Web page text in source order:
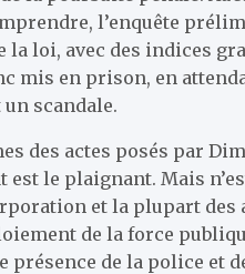
l’enquête
la loi, avec des indices
mis en prison, en
scandale.
des actes posés par
le plaignant. Mais
et la plupart des
de la force
présence de la police et